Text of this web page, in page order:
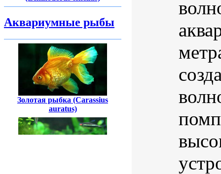
Аквариумные рыбы
Золотая рыбка (Carassius
auratus)